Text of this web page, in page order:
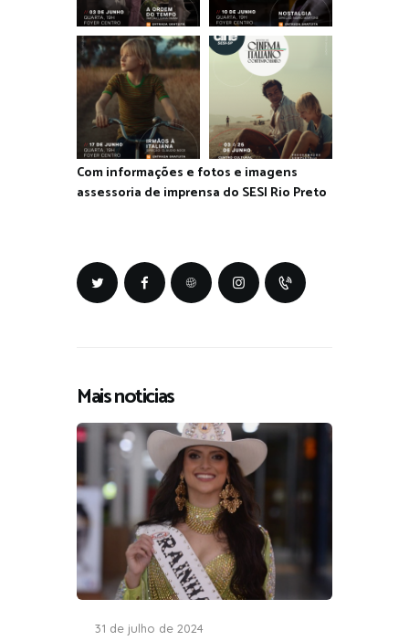
Com informações e fotos e imagens
assessoria de imprensa do SESI Rio Preto
Mais noticias
31 de julho de 2024